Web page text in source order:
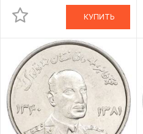
КУПИТЬ